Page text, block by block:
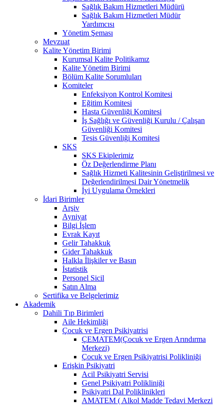
Sağlık Bakım Hizmetleri Müdürü
Sağlık Bakım Hizmetleri Müdür
Yardımcısı
Yönetim Şeması
Mevzuat
Kalite Yönetim Birimi
Kurumsal Kalite Politikamız
Kalite Yönetim Birimi
Bölüm Kalite Sorumluları
Komiteler
Enfeksiyon Kontrol Komitesi
Eğitim Komitesi
Hasta Güvenliği Komitesi
İş Sağlığı ve Güvenliği Kurulu / Çalışan
Güvenliği Komitesi
Tesis Güvenliği Komitesi
SKS
SKS Ekiplerimiz
Öz Değerlendirme Planı
Sağlık Hizmeti Kalitesinin Geliştirilmesi ve
Değerlendirilmesi Dair Yönetmelik
İyi Uygulama Örnekleri
İdari Birimler
Arşiv
Ayniyat
Bilgi İşlem
Evrak Kayıt
Gelir Tahakkuk
Gider Tahakkuk
Halkla İlişkiler ve Basın
İstatistik
Personel Sicil
Satın Alma
Sertifika ve Belgelerimiz
Akademik
Dahili Tıp Birimleri
Aile Hekimliği
Çocuk ve Ergen Psikiyatrisi
ÇEMATEM(Çocuk ve Ergen Arındırma
Merkezi)
Çocuk ve Ergen Psikiyatrisi Polikliniği
Erişkin Psikiyatri
Acil Psikiyatri Servisi
Genel Psikiyatri Polikliniği
Psikiyatri Dal Poliklinikleri
AMATEM ( Alkol Madde Tedavi Merkezi